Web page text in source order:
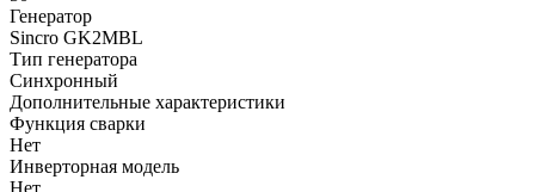
Генератор
Sincro GK2MBL
Тип генератора
Синхронный
Дополнительные характеристики
Функция сварки
Нет
Инверторная модель
Нет